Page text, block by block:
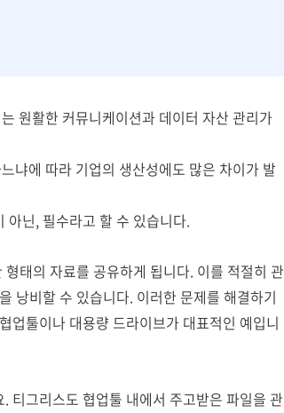
원활한 커뮤니케이션과 데이터 자산 관리가
냐에 따라 기업의 생산성에도 많은 차이가 발
아닌, 필수라고 할 수 있습니다.
태의 자료를 공유하게 됩니다. 이를 적절히 관
낭비할 수 있습니다. 이러한 문제를 해결하기
업툴이나 대용량 드라이브가 대표적인 예입니
티그리스도 협업툴 내에서 주고받은 파일을 관